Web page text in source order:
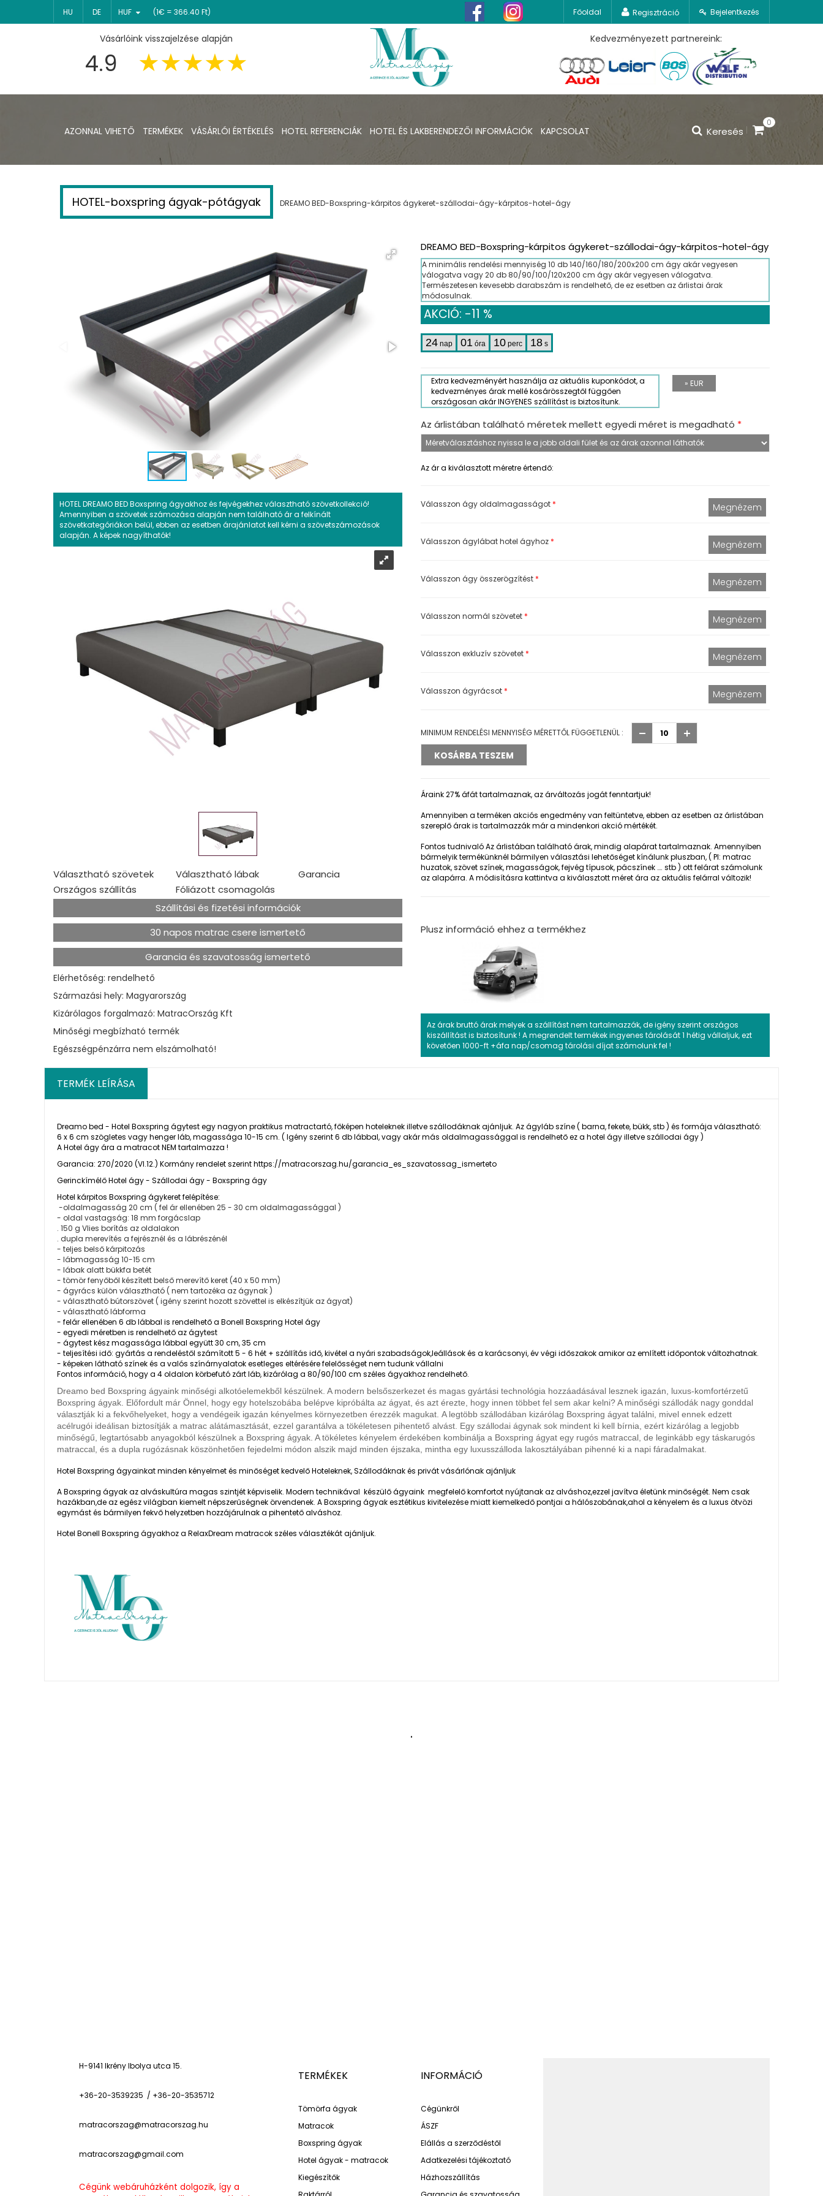
HU DE HUF (1€ = 366.40 Ft) Főoldal Regisztráció Bejelentkezés
Vásárlóink visszajelzése alapján
4.9
Kedvezményezett partnereink:
AZONNAL VIHETŐ TERMÉKEK VÁSÁRLÓI ÉRTÉKELÉS HOTEL REFERENCIÁK HOTEL ÉS LAKBERENDEZŐI INFORMÁCIÓK KAPCSOLAT
0
Keresés
HOTEL-boxspring ágyak-pótágyak DREAMO BED-Boxspring-kárpitos ágykeret-szállodai-ágy-kárpitos-hotel-ágy
HOTEL DREAMO BED Boxspring ágyakhoz és fejvégekhez választható szövetkollekció!
Amennyiben a szövetek számozása alapján nem található ár a felkínált
szövetkategóriákon belül, ebben az esetben árajánlatot kell kérni a szövetszámozások
alapján. A képek nagyíthatók!
Választható szövetek Választható lábak
Garancia
Országos szállítás
Fóliázott csomagolás
Szállítási és fizetési információk
30 napos matrac csere ismertető
Garancia és szavatosság ismertető
Elérhetőség: rendelhető
Származási hely: Magyarország
Kizárólagos forgalmazó: MatracOrszág Kft
Minőségi megbízható termék
Egészségpénzárra nem elszámolható!
DREAMO BED-Boxspring-kárpitos ágykeret-szállodai-ágy-kárpitos-hotel-ágy
A minimális rendelési mennyiség 10 db 140/160/180/200x200 cm ágy akár vegyesen
válogatva vagy 20 db 80/90/100/120x200 cm ágy akár vegyesen válogatva.
Természetesen kevesebb darabszám is rendelhető, de ez esetben az árlistai árak
módosulnak.
AKCIÓ: -11 %
24 nap 01 óra 10 perc 17 s
Extra kedvezményért használja az aktuális kuponkódot, a
kedvezményes árak mellé kosárösszegtől függően
országosan akár INGYENES szállítást is biztosítunk.
» EUR
Az árlistában található méretek mellett egyedi méret is megadható *
Az ár a kiválasztott méretre értendő:
Válasszon ágy oldalmagasságot *
Válasszon ágylábat hotel ágyhoz *
Válasszon ágy összerögzítést *
Válasszon normál szövetet *
Válasszon exkluzív szövetet *
Válasszon ágyrácsot *
MINIMUM RENDELÉSI MENNYISÉG MÉRETTŐL FÜGGETLENÜL :
Áraink 27% áfát tartalmaznak, az árváltozás jogát fenntartjuk!
Amennyiben a terméken akciós engedmény van feltüntetve, ebben az esetben az árlistában
szereplő árak is tartalmazzák már a mindenkori akció mértékét.
Fontos tudnivalóAz árlistában található árak, mindig alapárat tartalmaznak. Amennyiben
bármelyik termékünknél bármilyen választási lehetőséget kínálunk pluszban, ( Pl: matrac
huzatok, szövet színek, magasságok, fejvég típusok, pácszínek …. stb ) ott felárat számolunk
az alapárra. A módisításra kattintva a kiválasztott méret ára az aktuális felárral változik!
Plusz információ ehhez a termékhez
Az árak bruttó árak melyek a szállítást nem tartalmazzák, de igény szerint országos
kiszállítást is biztosítunk ! A megrendelt termékek ingyenes tárolását 1 hétig vállaljuk, ezt
követően 1000-ft +áfa nap/csomag tárolási díjat számolunk fel !
TERMÉK LEÍRÁSA
Dreamo bed - Hotel Boxspring ágytest egy nagyon praktikus matractartó, főképen hoteleknek illetve szállodáknak ajánljuk. Az ágyláb színe ( barna, fekete, bükk, stb ) és formája választható:
6 x 6 cm szögletes vagy henger láb, magassága 10-15 cm. ( Igény szerint 6 db lábbal, vagy akár más oldalmagassággal is rendelhető ez a hotel ágy illetve szállodai ágy )
A Hotel ágy ára a matracot NEM tartalmazza !
Garancia: 270/2020 (VI.12.) Kormány rendelet szerinthttps://matracorszag.hu/garancia_es_szavatossag_ismerteto
Gerinckímélő Hotel ágy - Szállodai ágy - Boxspring ágy
Hotel kárpitos Boxspring ágykeret felépítése:
-oldalmagasság 20 cm ( fel ár ellenében 25 - 30 cm oldalmagassággal )
- oldal vastagság: 18 mm forgácslap
. 150 g Vlies borítás az oldalakon
. dupla merevítés a fejrésznél és a lábrészénél
- teljes belső kárpitozás
- lábmagasság 10-15 cm
- lábak alatt bükkfa betét
- tömör fenyőből készített belső merevítő keret (40 x 50 mm)
- ágyrács külön választható ( nem tartozéka az ágynak )
- választható bútorszövet ( igény szerint hozott szövettel is elkészítjük az ágyat)
- választható lábforma
- felár ellenében 6 db lábbal is rendelhető a Bonell Boxspring Hotel ágy
- egyedi méretben is rendelhető az ágytest
- ágytest kész magassága lábbal együtt 30 cm, 35 cm
- teljesítési idő: gyártás a rendeléstől számított 5 - 6 hét + szállítás idő, kivétel a nyári szabadságok,leállások és a karácsonyi, év végi időszakok amikor az említett időpontok változhatnak.
- képeken látható színek és a valós színárnyalatok esetleges eltérésére felelősséget nem tudunk vállalni
Fontos információ, hogy a 4 oldalon körbefutó zárt láb, kizárólag a 80/90/100 cm széles ágyakhoz rendelhető.
Dreamo bed Boxspring ágyaink minőségi alkotóelemekből készülnek. A modern belsőszerkezet és magas gyártási technológia hozzáadásával lesznek igazán, luxus-komfortérzetű
Boxspring ágyak. Előfordult már Önnel, hogy egy hotelszobába belépve kipróbálta az ágyat, és azt érezte, hogy innen többet fel sem akar kelni? A minőségi szállodák nagy gonddal
választják ki a fekvőhelyeket, hogy a vendégeik igazán kényelmes környezetben érezzék magukat. A legtöbb szállodában kizárólag Boxspring ágyat találni, mivel ennek edzett
acélrugói ideálisan biztosítják a matrac alátámasztását, ezzel garantálva a tökéletesen pihentető alvást. Egy szállodai ágynak sok mindent ki kell bírnia, ezért kizárólag a legjobb
minőségű, legtartósabb anyagokból készülnek a Boxspring ágyak. A tökéletes kényelem érdekében kombinálja a Boxspring ágyat egy rugós matraccal, de leginkább egy táskarugós
matraccal, és a dupla rugózásnak köszönhetően fejedelmi módon alszik majd minden éjszaka, mintha egy luxusszálloda lakosztályában pihenné ki a napi fáradalmakat.
Hotel Boxspring ágyainkat minden kényelmet és minőséget kedvelő Hoteleknek, Szállodáknak és privát vásárlónak ajánljuk
A Boxspring ágyak az alváskultúra magas szintjét képviselik. Modern technikával készülő ágyaink megfelelő komfortot nyújtanak az alváshoz,ezzel javítva életünk minőségét. Nem csak
hazákban,de az egész világban kiemelt népszerűségnek örvendenek. A Boxspring ágyak esztétikus kivitelezése miatt kiemelkedő pontjai a hálószobának,ahol a kényelem és a luxus ötvözi
egymást és bármilyen fekvő helyzetben hozzájárulnak a pihentető alváshoz.
Hotel Bonell Boxspring ágyakhoz a RelaxDream matracok széles választékát ajánljuk.
.
H-9141 Ikrény Ibolya utca 15.
+36-20-3539235 / +36-20-3535712
matracorszag@matracorszag.hu
matracorszag@gmail.com
Cégünk webáruházként dolgozik, így a
TERMÉKEK
Tömörfa ágyak
Matracok
Boxspring ágyak
Hotel ágyak - matracok
Kiegészítők
INFORMÁCIÓ
Cégünkről
ÁSZF
Elállás a szerződéstől
Adatkezelési tájékoztató
Házhozszállítás